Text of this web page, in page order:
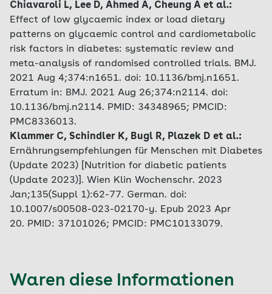
Chiavaroli L, Lee D, Ahmed A, Cheung A et al.:
Effect of low glycaemic index or load dietary
patterns on glycaemic control and cardiometabolic
risk factors in diabetes: systematic review and
meta-analysis of randomised controlled trials. BMJ.
2021 Aug 4;374:n1651. doi: 10.1136/bmj.n1651.
Erratum in: BMJ. 2021 Aug 26;374:n2114. doi:
10.1136/bmj.n2114. PMID: 34348965; PMCID:
PMC8336013.
Klammer C, Schindler K, Bugl R, Plazek D et al.:
Ernährungsempfehlungen für Menschen mit Diabetes
(Update 2023) [Nutrition for diabetic patients
(Update 2023)]. Wien Klin Wochenschr. 2023
Jan;135(Suppl 1):62-77. German. doi:
10.1007/s00508-023-02170-y. Epub 2023 Apr
20. PMID: 37101026; PMCID: PMC10133079.
Waren diese Informationen